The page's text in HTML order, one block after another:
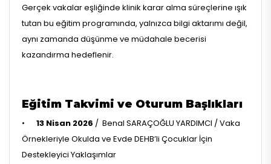
Gerçek vakalar eşliğinde klinik karar alma süreçlerine ışık
tutan bu eğitim programında, yalnızca bilgi aktarımı değil,
aynı zamanda düşünme ve müdahale becerisi
kazandırma hedeflenir.
Eğitim Takvimi ve Oturum Başlıkları
• 13 Nisan 2026 / Benal SARAÇOĞLU YARDIMCI / Vaka
Örnekleriyle Okulda ve Evde DEHB’li Çocuklar İçin
Destekleyici Yaklaşımlar